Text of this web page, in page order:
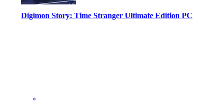
Digimon Story: Time Stranger Ultimate Edition PC